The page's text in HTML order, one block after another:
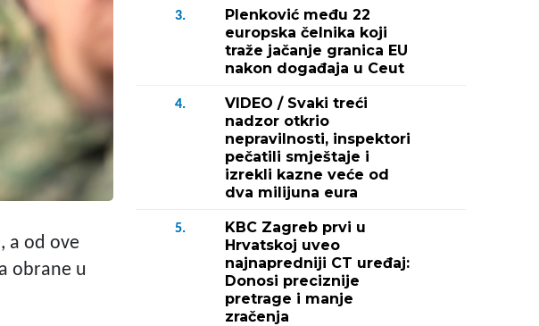
a od ove
obrane u
3.
Plenković među 22
europska čelnika koji
traže jačanje granica EU
nakon događaja u Ceut
4.
VIDEO / Svaki treći
nadzor otkrio
nepravilnosti, inspektori
pečatili smještaje i
izrekli kazne veće od
dva milijuna eura
5.
KBC Zagreb prvi u
Hrvatskoj uveo
najnapredniji CT uređaj:
Donosi preciznije
pretrage i manje
zračenja